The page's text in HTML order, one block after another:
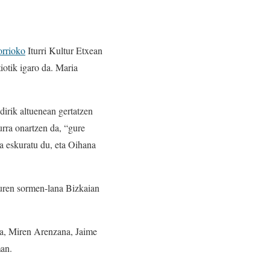
Iturri Kultur Etxean
igaro da. Maria
altuenean gertatzen
onartzen da, “gure
eskuratu du, eta Oihana
sormen-lana Bizkaian
Miren Arenzana, Jaime